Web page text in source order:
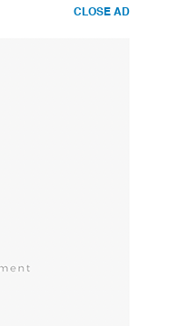
CLOSE AD